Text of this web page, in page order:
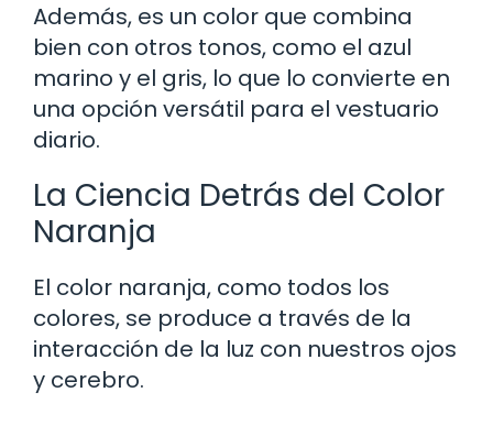
Además, es un color que combina
bien con otros tonos, como el azul
marino y el gris, lo que lo convierte en
una opción versátil para el vestuario
diario.
La Ciencia Detrás del Color
Naranja
El color naranja, como todos los
colores, se produce a través de la
interacción de la luz con nuestros ojos
y cerebro.